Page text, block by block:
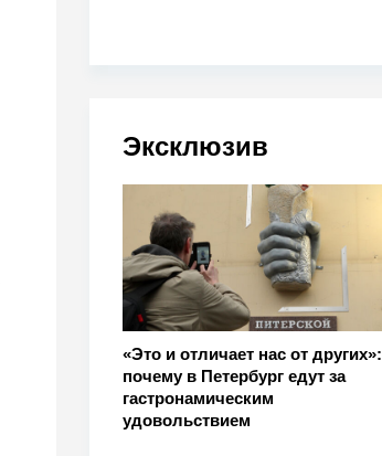
Эксклюзив
«Это и отличает нас от других»:
почему в Петербург едут за
гастронамическим
удовольствием